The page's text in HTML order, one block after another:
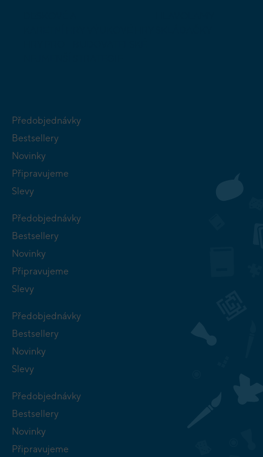
Předobjednávky
Bestsellery
Novinky
Připravujeme
Slevy
Předobjednávky
Bestsellery
Novinky
Připravujeme
Slevy
Předobjednávky
Bestsellery
Novinky
Slevy
Předobjednávky
Bestsellery
Novinky
Připravujeme